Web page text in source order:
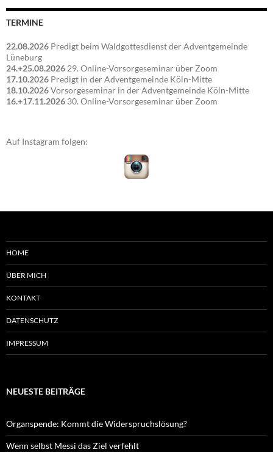
TERMINE
22.08.2026 Predigt beim Waldgottesdienst der Adventgemeinde
Lüneburg
24.+25.08.202629. Online-Vorsorgeseminar über Zoom
17.10.2026 Predigt in der Adventgemeinde Köln-Mitte
18.10.2026Vorsorgeseminar in der Adventgemeinde Köln-Mitte
16.+17.11.2026 30. Online-Vorsorgeseminar über Zoom
Auf Instagram folgen:
HOME
ÜBER MICH
KONTAKT
DATENSCHUTZ
IMPRESSUM
NEUESTE BEITRÄGE
Organspende: Kommt die Widerspruchslösung?
Wenn selbst Messi das Ziel verfehlt